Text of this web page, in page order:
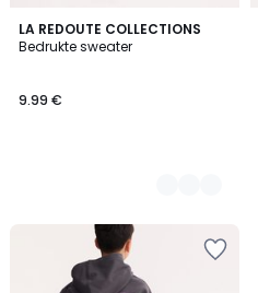
LA REDOUTE COLLECTIONS
Bedrukte sweater
€.
9.99 €
3
Kleuren